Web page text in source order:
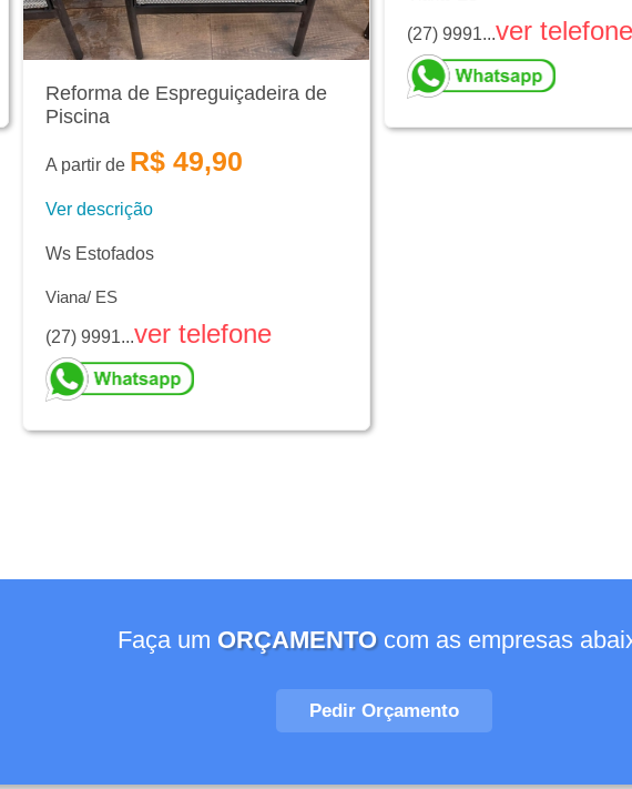
Reforma de Espreguiçadeira de
Piscina
A partir de R$ 49,90
Ver descrição
Ws Estofados
Viana/ ES
(27) 9991...ver telefone
(27) 9991...ver telefone
Faça um ORÇAMENTOcom as empresas
Pedir Orçamento